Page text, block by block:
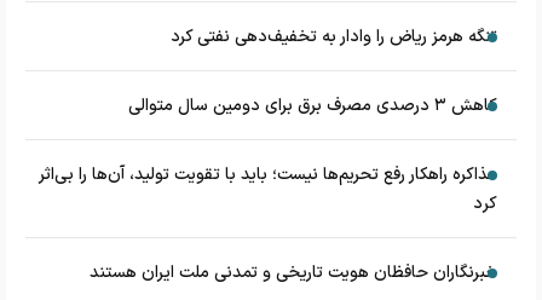
تنگه هرمز ریاض را وادار به تخفیف‌دهی نفتی کرد
کاهش ۳ درصدی مصرف برق برای دومین سال متوالی
مذاکره راهکار رفع تحریم‌ها نیست؛ باید با تقویت تولید، آن‌ها را بی‌اثر
کرد
خبرنگاران حافظان هویت تاریخی و تمدنی ملت ایران هستند